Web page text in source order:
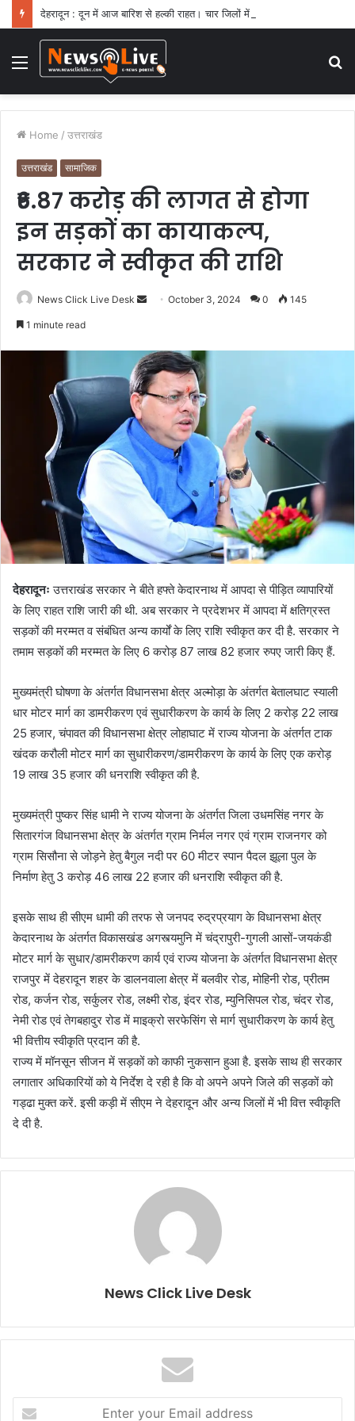
देहरादून : दून में आज बारिश से हल्की राहत। चार जिलों में येलो अलर्ट
Menu
Home / उत्तराखंड
उत्तराखंड सामाजिक
₹6.87 करोड़ की लागत से होगा
इन सड़कों का कायाकल्प,
सरकार ने स्वीकृत की राशि
News Click Live Desk
d
a
n
m
a
l
October 3, 2024 0 145
1 minute read
देहरादूनः उत्तराखंड सरकार ने बीते हफ्ते केदारनाथ में आपदा से पीड़ित व्यापारियों
के लिए राहत राशि जारी की थी. अब सरकार ने प्रदेशभर में आपदा में क्षतिग्रस्त
सड़कों की मरम्मत व संबंधित अन्य कार्यों के लिए राशि स्वीकृत कर दी है. सरकार ने
तमाम सड़कों की मरम्मत के लिए 6 करोड़ 87 लाख 82 हजार रुपए जारी किए हैं.
मुख्यमंत्री घोषणा के अंतर्गत विधानसभा क्षेत्र अल्मोड़ा के अंतर्गत बेतालघाट स्याली
धार मोटर मार्ग का डामरीकरण एवं सुधारीकरण के कार्य के लिए 2 करोड़ 22 लाख
25 हजार, चंपावत की विधानसभा क्षेत्र लोहाघाट में राज्य योजना के अंतर्गत टाक
खंदक करौली मोटर मार्ग का सुधारीकरण/डामरीकरण के कार्य के लिए एक करोड़
19 लाख 35 हजार की धनराशि स्वीकृत की है.
मुख्यमंत्री पुष्कर सिंह धामी ने राज्य योजना के अंतर्गत जिला उधमसिंह नगर के
सितारगंज विधानसभा क्षेत्र के अंतर्गत ग्राम निर्मल नगर एवं ग्राम राजनगर को
ग्राम सिसौना से जोड़ने हेतु बैगुल नदी पर 60 मीटर स्पान पैदल झूला पुल के
निर्माण हेतु 3 करोड़ 46 लाख 22 हजार की धनराशि स्वीकृत की है.
इसके साथ ही सीएम धामी की तरफ से जनपद रुद्रप्रयाग के विधानसभा क्षेत्र
केदारनाथ के अंतर्गत विकासखंड अगस्त्यमुनि में चंद्रापुरी-गुगली आसों-जयकंडी
मोटर मार्ग के सुधार/डामरीकरण कार्य एवं राज्य योजना के अंतर्गत विधानसभा क्षेत्र
राजपुर में देहरादून शहर के डालनवाला क्षेत्र में बलवीर रोड, मोहिनी रोड, प्रीतम
रोड, कर्जन रोड, सर्कुलर रोड, लक्ष्मी रोड, इंदर रोड, म्युनिसिपल रोड, चंदर रोड,
नेमी रोड एवं तेगबहादुर रोड में माइक्रो सरफेसिंग से मार्ग सुधारीकरण के कार्य हेतु
भी वित्तीय स्वीकृति प्रदान की है.
राज्य में मॉनसून सीजन में सड़कों को काफी नुकसान हुआ है. इसके साथ ही सरकार
लगातार अधिकारियों को ये निर्देश दे रही है कि वो अपने अपने जिले की सड़कों को
गड्ढा मुक्त करें. इसी कड़ी में सीएम ने देहरादून और अन्य जिलों में भी वित्त स्वीकृति
दे दी है.
News Click Live Desk